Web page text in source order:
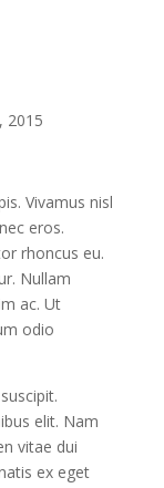
2015
Vivamus nisl
eros.
rhoncus eu.
Nullam
ac. Ut
odio
elit. Nam
vitae dui
ex eget